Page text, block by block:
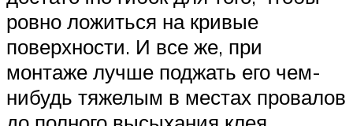
ровно ложиться на кривые
поверхности. И все же, при
монтаже лучше поджать его чем-
нибудь тяжелым в местах провалов